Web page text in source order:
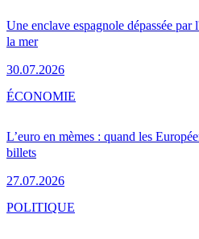
Une enclave espagnole dépassée
la mer
30.07.2026
L’euro en mèmes : quand les
billets
27.07.2026
ÉCONOMIE
POLITIQUE